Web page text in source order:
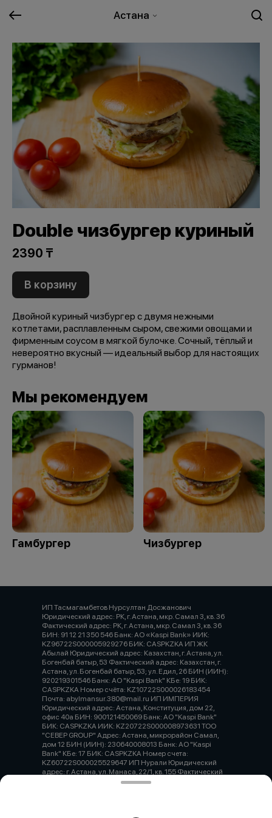
Астана
Double чизбургер куриный
2390 ₸
В корзину
Двойной куриный чизбургер с двумя нежными
котлетами, расплавленным сыром, свежими овощами и
фирменным соусом в мягкой булочке. Сочный, тёплый и
невероятно вкусный — идеальный выбор для настоящих
гурманов!
Мы рекомендуем
Гамбургер Чизбургер
ИП Тасмагамбетов Нурсултан Досжанович
Юридический адрес: РК, г. Астана, мкр. Самал 3, кв. 36
Фактический адрес: РК, г. Астана, мкр. Самал 3, кв. 36
БИН: 91 12 21 350 546 Банк: АО «Kaspi Bank» ИИК:
KZ96722S000005929276 БИК: CASPKZKA ИП ЖК
Абылай Юридический адрес: Казахстан, г. Астана, ул.
Богенбай батыр, 53 Фактический адрес: Казахстан, г.
Астана, ул. Богенбай батыр, 53; ул. Едил, 26 БИН (ИИН):
920219301546 Банк: АО "Kaspi Bank" КБе: 19 БИК:
CASPKZKA Номер счёта: KZ10722S000026183454
Почта: abylmansur.380@mail.ru ИП ИМПЕРИЯ
Юридический адрес: Астана, Конституция, дом 22,
офис 40а БИН: 900121450069 Банк: АО "Kaspi Bank"
БИК: CASPKZKA ИИК: KZ20722S000008973631 ТОО
"СЕВЕР GROUP" Адрес: Астана, микрорайон Самал,
дом 12 БИН (ИИН): 230640008013 Банк: АО "Kaspi
Bank" КБе: 17 БИК: CASPKZKA Номер счета:
KZ60722S000025529647 ИП Нурали Юридический
адрес: г. Астана, ул. Манаса, 22/1, кв. 155 Фактический
адрес: г. Караганда, пр. Шахтерова, 82/2а ИИН/БИН: